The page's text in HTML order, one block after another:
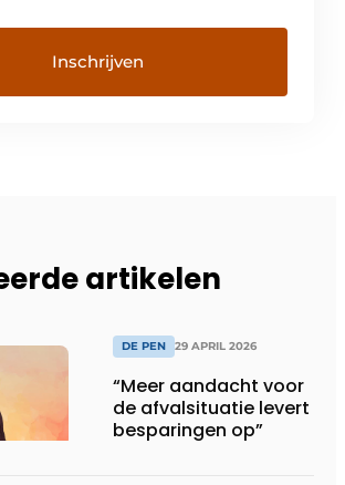
artikelen
DE PEN 29 APRIL 2026
“Meer aandacht voor
de afvalsituatie levert
besparingen op”